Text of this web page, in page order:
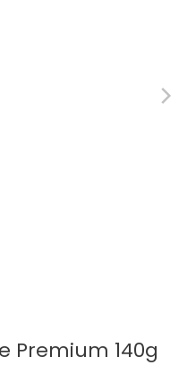
Premium 140g